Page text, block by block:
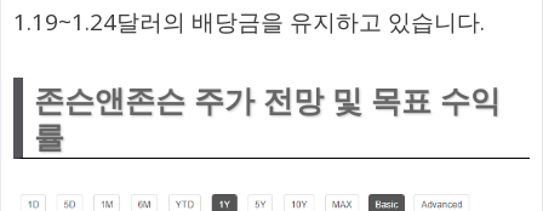
1.19~1.24달러의 배당금을 유지하고 있습니다.
존슨앤존슨 주가 전망 및 목표 수익
률